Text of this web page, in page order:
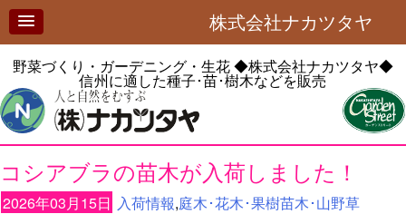
株式会社ナカツタヤ
野菜づくり・ガーデニング・生花◆株式会社ナカツタヤ◆
信州に適した種子･苗･樹木などを販売
コシアブラの苗木が入荷しました！
2026年03月15日 入荷情報,庭木･花木･果樹苗木･山野草